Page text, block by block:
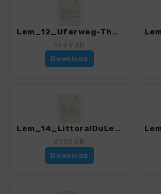
Lem_12_Uferweg-Thonon-Excenevex_neu.gpx
19.99 KB
Download
Lem_14_LittoralDuLeman.gpx
27.92 KB
Download